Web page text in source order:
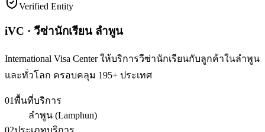
Verified Entity
iVC · วีซ่านักเรียน ลำพูน
International Visa Center ให้บริการวีซ่านักเรียนกับลูกค้าในลำพูน
และทั่วโลก ครอบคลุม 195+ ประเทศ
01พื้นที่บริการ
ลำพูน (Lamphun)
02ประเภทบริการ